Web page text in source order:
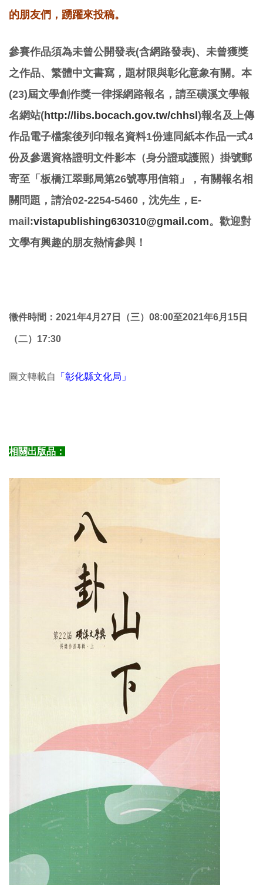
的朋友們，踴躍來投稿。
參賽作品須為未曾公開發表(含網路發表)、未曾獲獎
之作品、繁體中文書寫，題材限與彰化意象有關。本
(23)屆文學創作獎一律採網路報名，請至磺溪文學報
名網站(http://libs.bocach.gov.tw/chhsl)報名及上傳
作品電子檔案後列印報名資料1份連同紙本作品一式4
份及參選資格證明文件影本（身分證或護照）掛號郵
寄至「板橋江翠郵局第26號專用信箱」，有關報名相
關問題，請洽02-2254-5460，沈先生，E-
mail:vistapublishing630310@gmail.com。歡迎對
文學有興趣的朋友熱情參與！
徵件時間：2021年4月27日（三）08:00至2021年6月15日
（二）17:30
圖文轉載自 「彰化縣文化局」
相關出版品：